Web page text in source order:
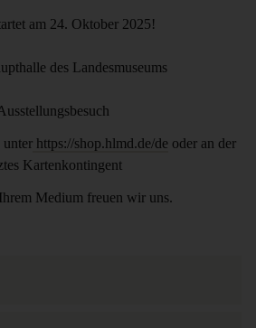
am 24. Oktober 2025!
des Landesmuseums
unter https://shop.hlmd.de/de oder an der
Kartenkontingent
Medium freuen wir uns.